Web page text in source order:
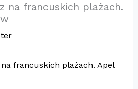
na francuskich plażach.